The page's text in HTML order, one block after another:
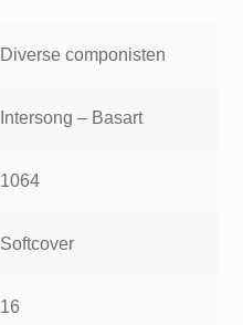
Diverse componisten
Intersong – Basart
1064
Softcover
16